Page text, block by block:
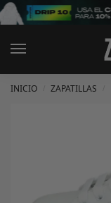
INICIO ZAPATILLAS